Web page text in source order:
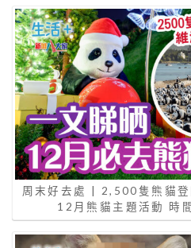
周末好去處 | 2,500隻熊貓
12月熊貓主題活動 時